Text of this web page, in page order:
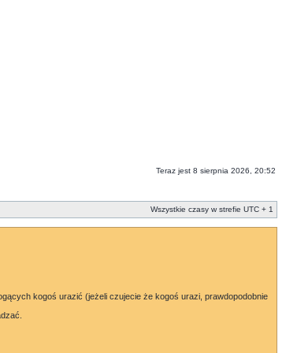
Teraz jest 8 sierpnia 2026, 20:52
Wszystkie czasy w strefie UTC + 1
kogoś urazić (jeżeli czujecie że kogoś urazi, prawdopodobnie